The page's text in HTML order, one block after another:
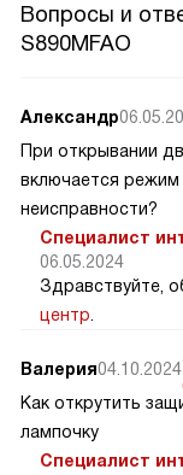
Вопросы и
S890MFAO
Александр
При открывании
включается режим
неисправности?
Специалист
06.05.2024
Здравствуйте,
центр
Валерия04.10.2024
Как открутить
лампочку
Специалист